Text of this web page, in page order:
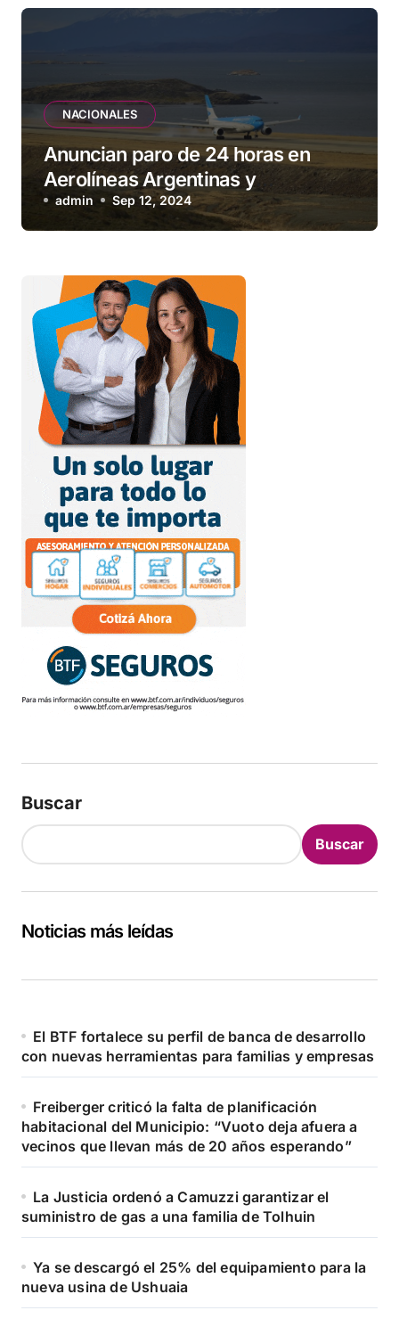
NACIONALES
Anuncian paro de 24 horas en
Aerolíneas Argentinas y
compañías low cost para el
viernes
admin Sep 12, 2024
Buscar
Buscar
Noticias más leídas
El BTF fortalece su perfil de banca de desarrollo
con nuevas herramientas para familias y empresas
Freiberger criticó la falta de planificación
habitacional del Municipio: “Vuoto deja afuera a
vecinos que llevan más de 20 años esperando”
La Justicia ordenó a Camuzzi garantizar el
suministro de gas a una familia de Tolhuin
Ya se descargó el 25% del equipamiento para la
nueva usina de Ushuaia